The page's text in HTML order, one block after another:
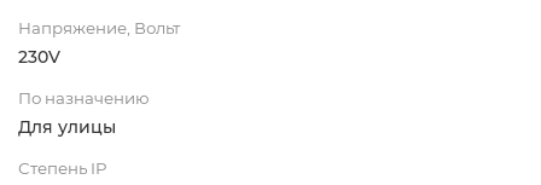
Напряжение, Вольт
230V
По назначению
Для улицы
Степень IP